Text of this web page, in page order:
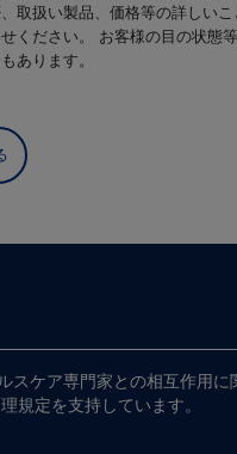
取扱い製品、価格等の詳しい
ください。 お客様の目の状態
あります。
スケア専門家との​相互作用に​
規定を​支持しています。